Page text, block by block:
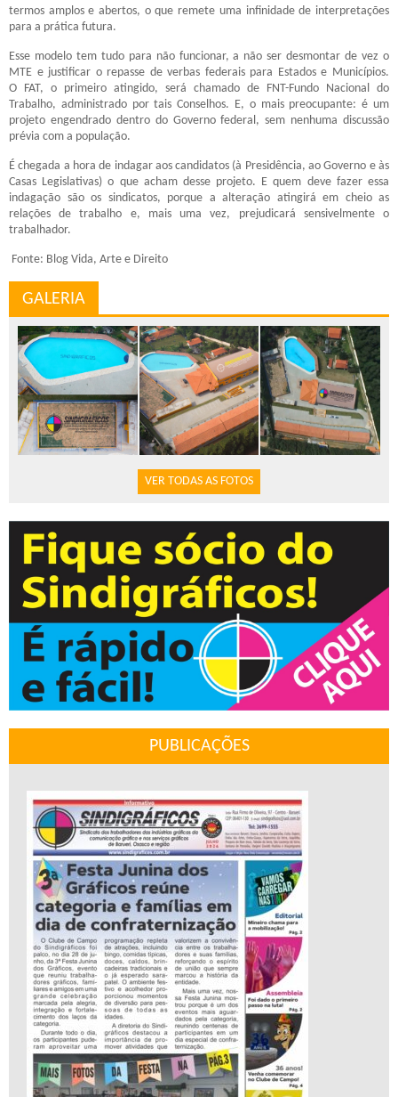
termos amplos e abertos, o que remete uma infinidade de interpretações
para a prática futura.
Esse modelo tem tudo para não funcionar, a não ser desmontar de vez o
MTE e justificar o repasse de verbas federais para Estados e Municípios.
O FAT, o primeiro atingido, será chamado de FNT-Fundo Nacional do
Trabalho, administrado por tais Conselhos. E, o mais preocupante: é um
projeto engendrado dentro do Governo federal, sem nenhuma discussão
prévia com a população.
É chegada a hora de indagar aos candidatos (à Presidência, ao Governo e às
Casas Legislativas) o que acham desse projeto. E quem deve fazer essa
indagação são os sindicatos, porque a alteração atingirá em cheio as
relações de trabalho e, mais uma vez, prejudicará sensivelmente o
trabalhador.
Fonte: Blog Vida, Arte e Direito
GALERIA
VER TODAS AS FOTOS
PUBLICAÇÕES